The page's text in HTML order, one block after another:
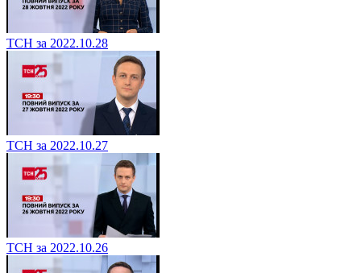
ТСН за 2022.10.28
ТСН за 2022.10.27
ТСН за 2022.10.26